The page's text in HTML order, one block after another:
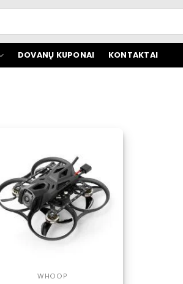
DOVANŲ KUPONAI KONTAKTAI
WHOOP